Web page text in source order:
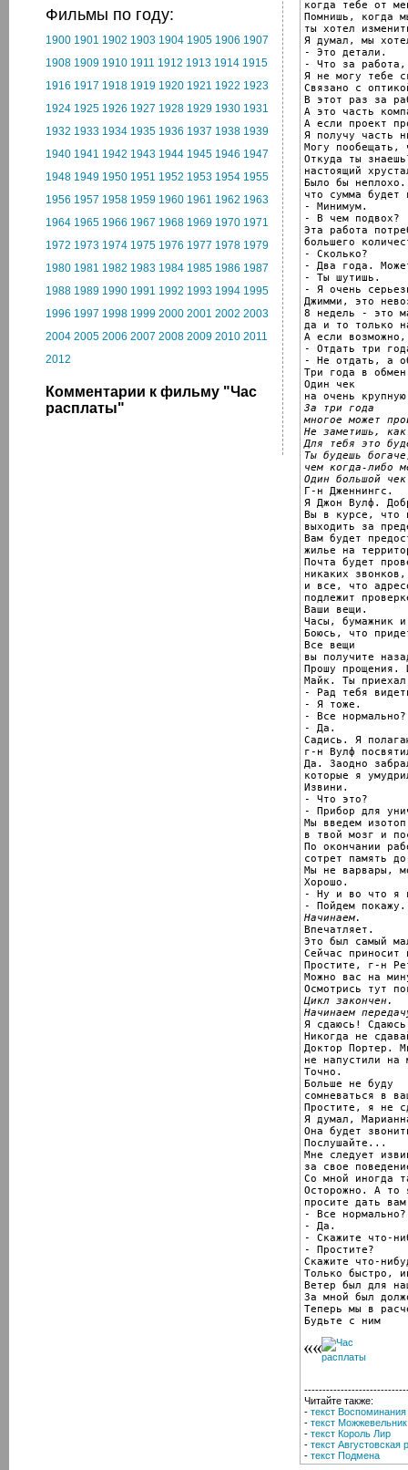
Фильмы по году:
1900 1901 1902 1903 1904 1905 1906 1907
1908 1909 1910 1911 1912 1913 1914 1915
1916 1917 1918 1919 1920 1921 1922 1923
1924 1925 1926 1927 1928 1929 1930 1931
1932 1933 1934 1935 1936 1937 1938 1939
1940 1941 1942 1943 1944 1945 1946 1947
1948 1949 1950 1951 1952 1953 1954 1955
1956 1957 1958 1959 1960 1961 1962 1963
1964 1965 1966 1967 1968 1969 1970 1971
1972 1973 1974 1975 1976 1977 1978 1979
1980 1981 1982 1983 1984 1985 1986 1987
1988 1989 1990 1991 1992 1993 1994 1995
1996 1997 1998 1999 2000 2001 2002 2003
2004 2005 2006 2007 2008 2009 2010 2011
2012
Комментарии к фильму "Час
расплаты"
когда тебе от
Помнишь, когда
ты хотел
Я думал, мы
- Это детали.
- Что за работа,
Я не могу тебе
Связано с
В этот раз за
А это часть
А если проект
Я получу часть
Могу пообещать,
Откуда ты
настоящий
Было бы
что сумма будет
- Минимум.
- В чем подвох?
Эта работа
большего
- Сколько?
- Два года.
- Ты шутишь.
- Я очень
Джимми, это
8 недель - это
да и то только
А если возможно,
- Отдать три
- Не отдать, а
Три года в
Один чек
За три года
многое может
Не заметишь,
Для тебя это
Ты будешь
чем когда-либо
Один большой
Г-н Дженнингс.
Я Джон Вулф.
Вы в курсе, что
выходить за
Вам будет
жилье на
Почта будет
никаких звонков,
и все, что
подлежит
Ваши вещи.
Часы, бумажник
Боюсь, что
Все вещи
вы получите
Прошу прощения.
Майк. Ты
- Рад тебя
- Я тоже.
- Все нормально?
- Да.
Садись. Я
г-н Вулф
Да. Заодно
которые я
Извини.
- Что это?
- Прибор для
Мы введем
в твой мозг и
По окончании
сотрет память
Мы не варвары,
Хорошо.
- Ну и во что я
Начинаем.
Впечатляет.
Это был самый
Сейчас приносит
Простите, г-н
Можно вас на
Цикл закончен.
Начинаем
Я сдаюсь!
Никогда не
Доктор Портер.
не напустили на
Точно.
Больше не буду
сомневаться в
Простите, я не
Я думал,
Она будет
Послушайте...
Мне следует
за свое
Со мной иногда
Осторожно. А то
просите дать
- Все нормально?
- Да.
- Скажите что-
- Простите?
Скажите что-
Только быстро,
Ветер был для
За мной был
Теперь мы в
Будьте с ним
Читайте также:
- текст
- текст Можжевельник
- текст Король Лир
- текст Августовская
- текст Подмена